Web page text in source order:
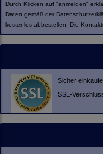
Durch Klicken auf "anmelden"
Daten gemäß der
kostenlos abbestellen. Die
Sicher
SSL-